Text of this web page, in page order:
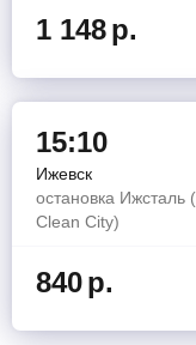
1 148р.
15:10
Ижевск
остановка Ижсталь
Clean City)
840р.